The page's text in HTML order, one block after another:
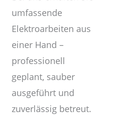
umfassende
Elektroarbeiten aus
einer Hand –
professionell
geplant, sauber
ausgeführt und
zuverlässig betreut.